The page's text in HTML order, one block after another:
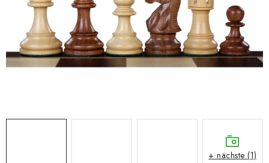
SCHACH-MERCH
SCHACH GESCHENKE
+ nächste (1)